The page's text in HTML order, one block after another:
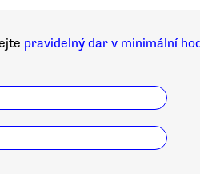
pravidelný dar v minimální